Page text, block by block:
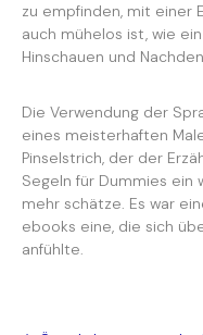
zu empfinden, mit einer
auch mühelos ist, wie
Hinschauen und
Die Verwendung der
eines meisterhaften
Pinselstrich, der der
Segeln für Dummies ein
mehr schätze. Es war
ebooks eine, die sich
anfühlte.